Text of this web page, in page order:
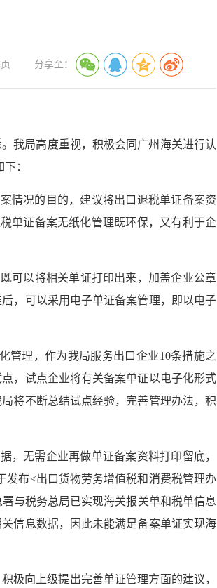
分享至：
我局高度重视，积极会同广州海关进行认
：
情况的目的，建议将出口退税单证备案资
单证备案无纸化管理既环保，又有利于企
可以将相关单证打印出来，加盖企业公章
，可以采用电子单证备案管理，即以电子
管理，作为我局服务出口企业10条措施之
，试点企业将有关备案单证以电子化形式
将不断总结试点经验，完善管理办法，积
，无需企业再做单证备案资料打印留底，
发布<出口货物劳务增值税和消费税管理办
与税务总局已实现海关报关单和税单信息
信息数据，因此未能满足备案单证实现海
极向上级提出完善单证管理方面的建议，